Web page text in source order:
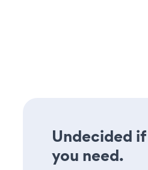
Undecided
you need.